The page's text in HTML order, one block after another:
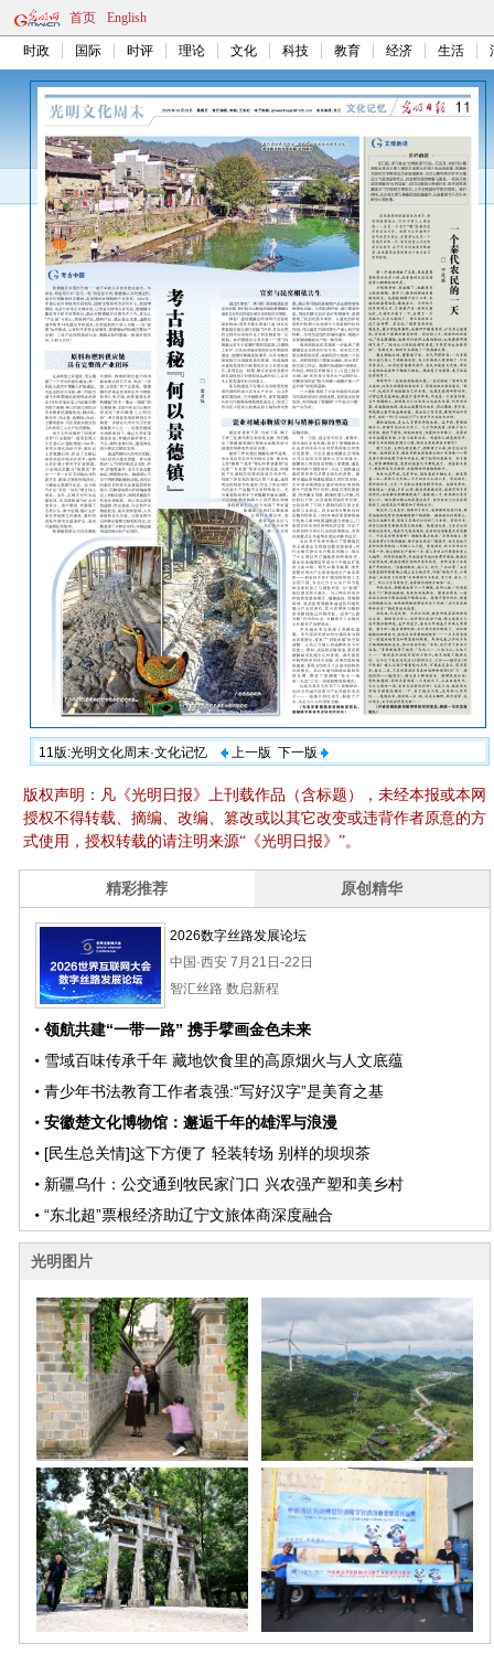
首页 English
时政 国际 时评 理论 文化 科技 教育 经济 生活
11版:光明文化周末·文化记忆 上一版 下一版
版权声明：凡《光明日报》上刊载作品（含标题），未经本报或本网
授权不得转载、摘编、改编、篡改或以其它改变或违背作者原意的方
式使用，授权转载的请注明来源“《光明日报》”。